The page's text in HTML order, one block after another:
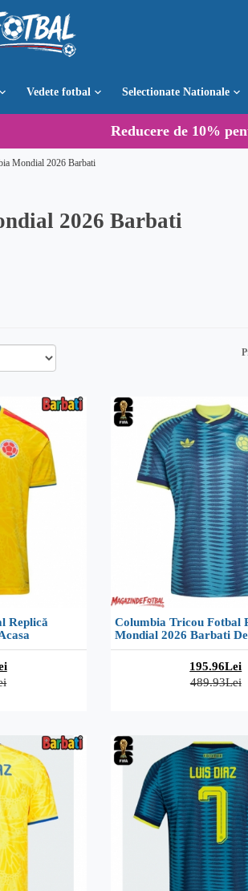
Vedete fotbal Selectionate Nationale
Reducere de 10%
Mondial 2026 Barbati
2026 Barbati
Replică
Columbia Tricou Fotbal
Mondial 2026 Barbati
195.96Lei
489.93Lei